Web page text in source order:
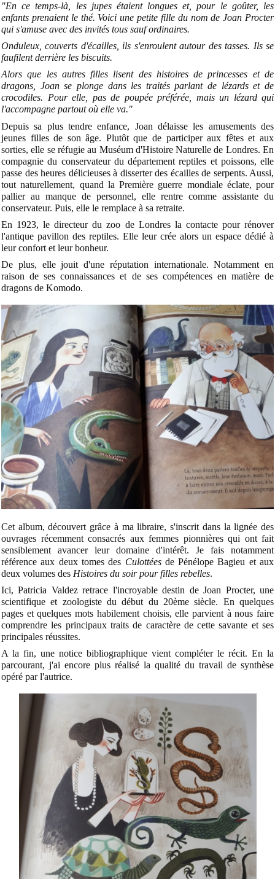
"En ce temps-là, les jupes étaient longues et, pour le goûter, les
enfants prenaient le thé. Voici une petite fille du nom de Joan Procter
qui s'amuse avec des invités tous sauf ordinaires.
Onduleux, couverts d'écailles, ils s'enroulent autour des tasses. Ils se
faufilent derrière les biscuits.
Alors que les autres filles lisent des histoires de princesses et de
dragons, Joan se plonge dans les traités parlant de lézards et de
crocodiles. Pour elle, pas de poupée préférée, mais un lézard qui
l'accompagne partout où elle va."
Depuis sa plus tendre enfance, Joan délaisse les amusements des
jeunes filles de son âge. Plutôt que de participer aux fêtes et aux
sorties, elle se réfugie au Muséum d'Histoire Naturelle de Londres. En
compagnie du conservateur du département reptiles et poissons, elle
passe des heures délicieuses à disserter des écailles de serpents. Aussi,
tout naturellement, quand la Première guerre mondiale éclate, pour
pallier au manque de personnel, elle rentre comme assistante du
conservateur. Puis, elle le remplace à sa retraite.
En 1923, le directeur du zoo de Londres la contacte pour rénover
l'antique pavillon des reptiles. Elle leur crée alors un espace dédié à
leur confort et leur bonheur.
De plus, elle jouit d'une réputation internationale. Notamment en
raison de ses connaissances et de ses compétences en matière de
dragons de Komodo.
Cet album, découvert grâce à ma libraire, s'inscrit dans la lignée des
ouvrages récemment consacrés aux femmes pionnières qui ont fait
sensiblement avancer leur domaine d'intérêt. Je fais notamment
référence aux deux tomes des Culottéesde Pénélope Bagieu et aux
deux volumes des Histoires du soir pour filles rebelles.
Ici, Patricia Valdez retrace l'incroyable destin de Joan Procter, une
scientifique et zoologiste du début du 20ème siècle. En quelques
pages et quelques mots habilement choisis, elle parvient à nous faire
comprendre les principaux traits de caractère de cette savante et ses
principales réussites.
A la fin, une notice bibliographique vient compléter le récit. En la
parcourant, j'ai encore plus réalisé la qualité du travail de synthèse
opéré par l'autrice.